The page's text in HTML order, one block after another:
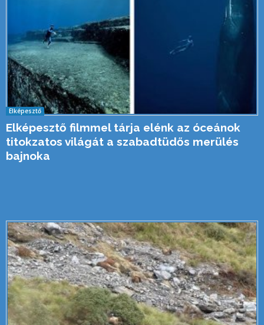
Elképesztő
Elképesztő filmmel tárja elénk az óceánok
titokzatos világát a szabadtüdős merülés
bajnoka